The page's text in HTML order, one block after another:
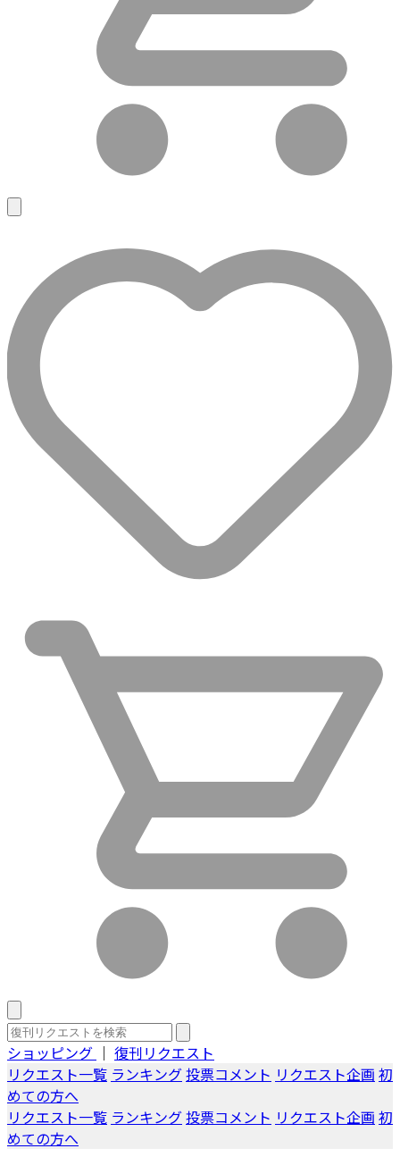
ショッピング ｜ 復刊リクエスト
リクエスト一覧 ランキング投票コメント リクエスト企画 初
めての方へ
リクエスト一覧 ランキング投票コメント リクエスト企画 初
めての方へ